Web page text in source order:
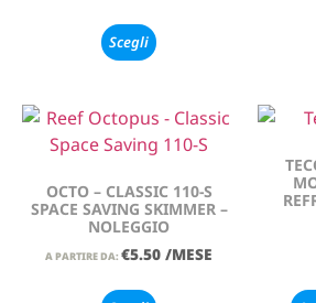
Scegli
OCTO – CLASSIC 110-S
SPACE SAVING SKIMMER –
NOLEGGIO
A PARTIRE DA: €5.50 /MESE